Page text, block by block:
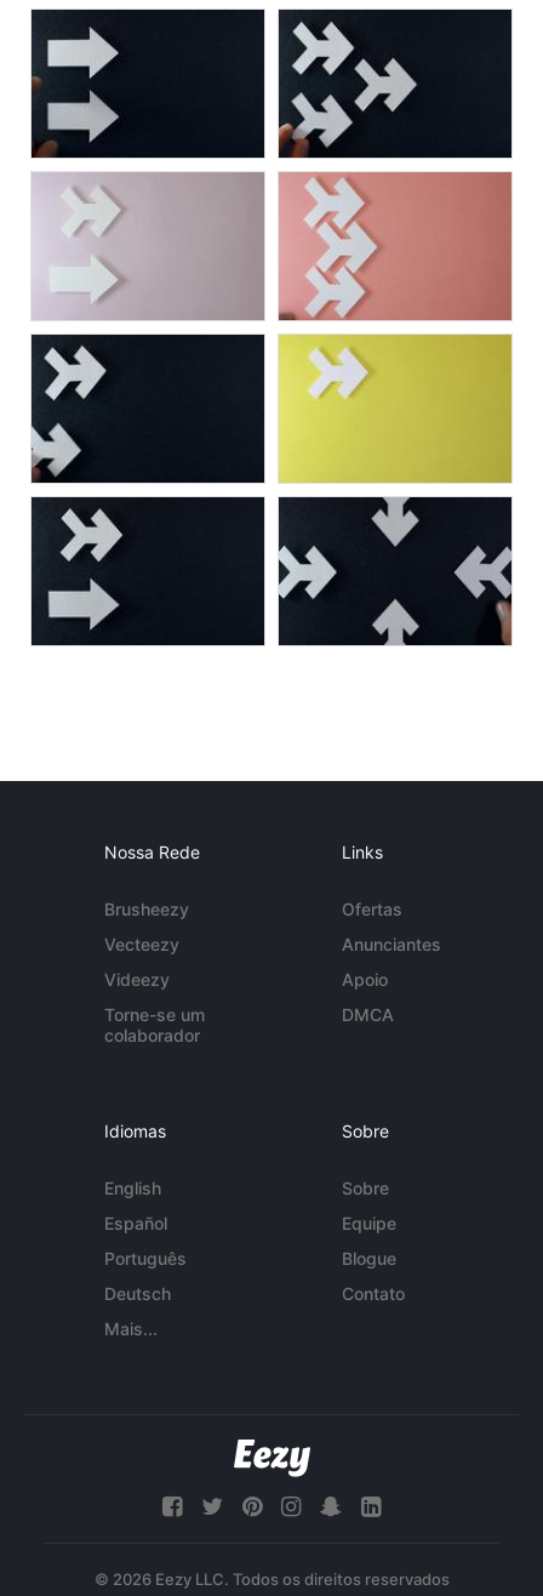
Nossa Rede
Brusheezy
Vecteezy
Videezy
Torne-se um
colaborador
Links
Ofertas
Anunciantes
Apoio
DMCA
Idiomas
English
Español
Português
Deutsch
Mais...
Sobre
Sobre
Equipe
Blogue
Contato
© 2026 Eezy LLC. Todos os direitos reservados